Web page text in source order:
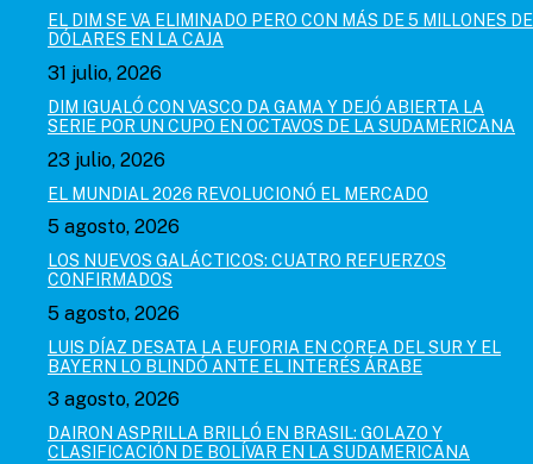
EL DIM SE VA ELIMINADO PERO CON MÁS DE 5 MILLONES DE
DÓLARES EN LA CAJA
31 julio, 2026
DIM IGUALÓ CON VASCO DA GAMA Y DEJÓ ABIERTA LA
SERIE POR UN CUPO EN OCTAVOS DE LA SUDAMERICANA
23 julio, 2026
EL MUNDIAL 2026 REVOLUCIONÓ EL MERCADO
5 agosto, 2026
LOS NUEVOS GALÁCTICOS: CUATRO REFUERZOS
CONFIRMADOS
5 agosto, 2026
LUIS DÍAZ DESATA LA EUFORIA EN COREA DEL SUR Y EL
BAYERN LO BLINDÓ ANTE EL INTERÉS ÁRABE
3 agosto, 2026
DAIRON ASPRILLA BRILLÓ EN BRASIL: GOLAZO Y
CLASIFICACIÓN DE BOLÍVAR EN LA SUDAMERICANA